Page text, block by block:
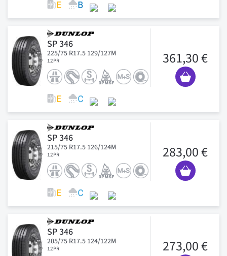
SP 346
225/75 R17.5 129/127M
12PR 361,30 €
SP 346
215/75 R17.5 126/124M
12PR 283,00 €
SP 346
205/75 R17.5 124/122M
12PR 273,00 €